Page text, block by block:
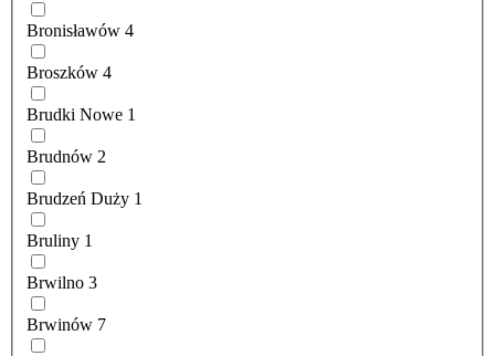
Bronisławów 4
Broszków 4
Brudki Nowe 1
Brudnów 2
Brudzeń Duży 1
Bruliny 1
Brwilno 3
Brwinów 7